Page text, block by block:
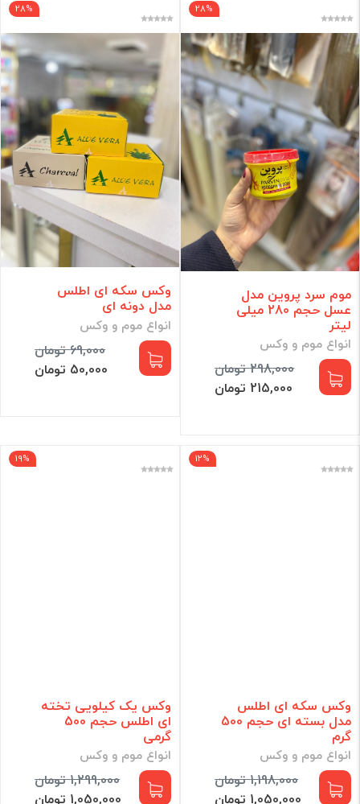
اسپری موبر و پودر موبر
انواع موم و وکس
برند
فقط کالاهای موجود
فیلتر براساس قیمت :
قیمت:
فیلتر
28%
موم سرد پروین مدل
عسل حجم 280 میلی
لیتر
انواع موم و وکس
298,000 تومان
215,000 تومان
28%
وکس سکه ای اطلس
مدل دونه ای
انواع موم و وکس
69,000 تومان
50,000 تومان
12%
وکس سکه ای اطلس
مدل بسته ای حجم 500
گرم
انواع موم و وکس
1,198,000 تومان
1,050,000 تومان
19%
وکس یک کیلویی تخته
ای اطلس حجم 500
گرمی
انواع موم و وکس
1,299,000 تومان
1,050,000 تومان